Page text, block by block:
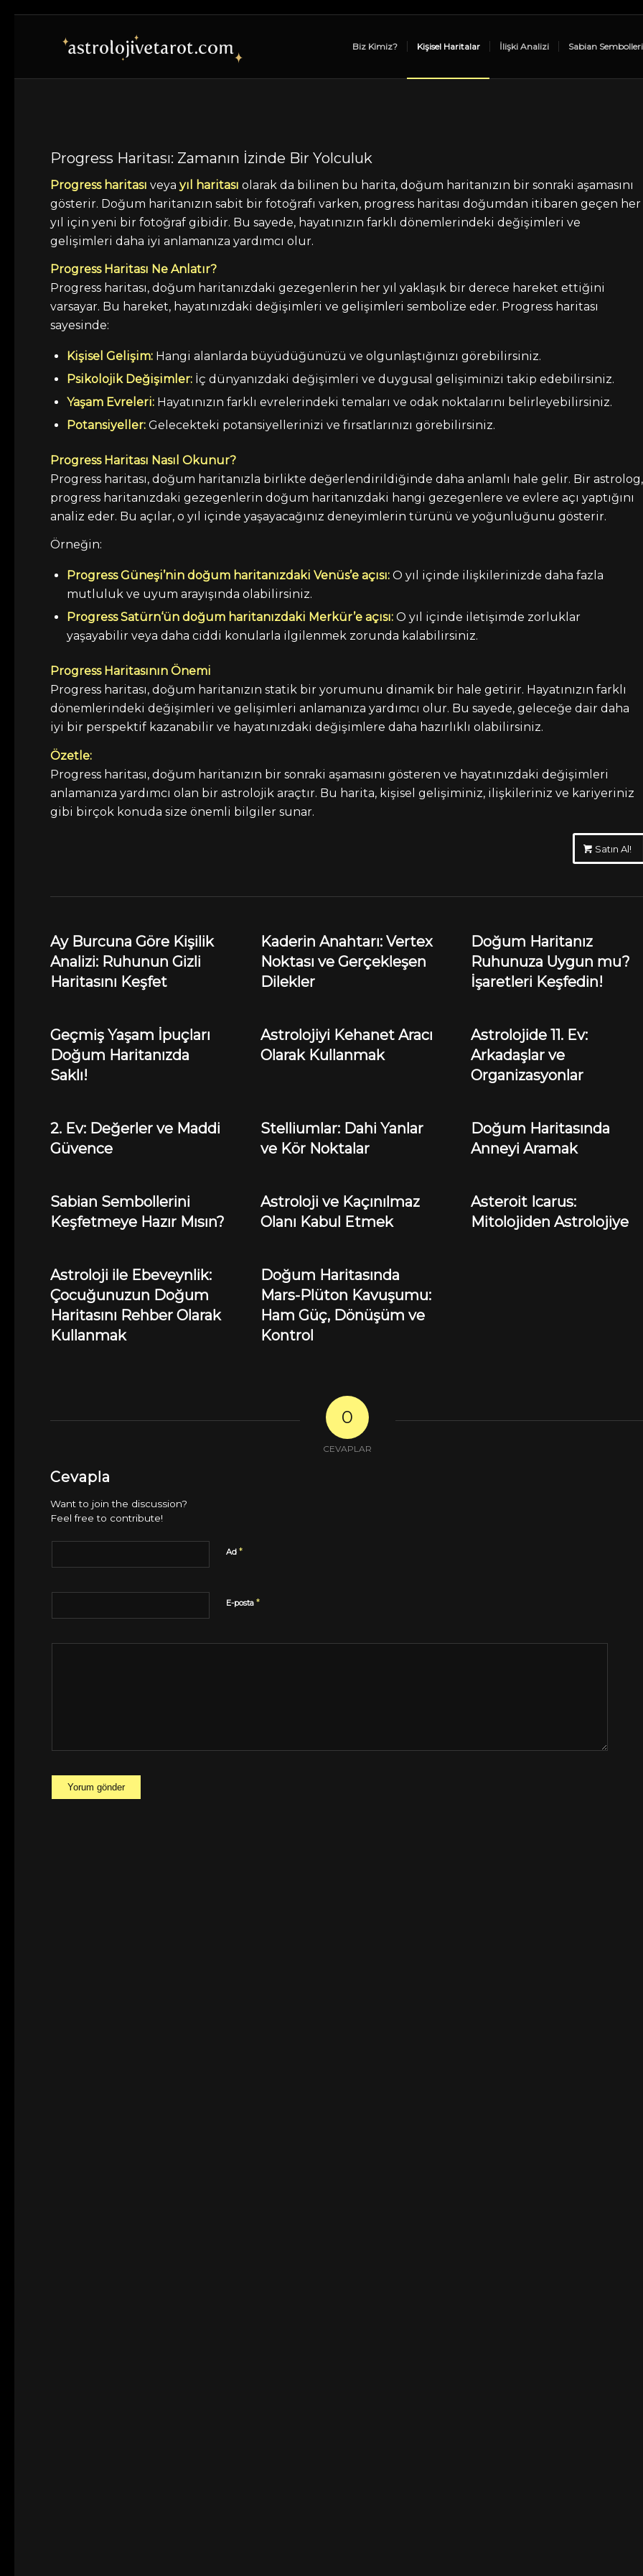
Biz Kimiz? Kişisel Haritalar İlişki Analizi Sabian Sembolleri
Progress Haritası: Zamanın İzinde Bir Yolculuk
Progress haritası veya yıl haritası olarak da bilinen bu harita, doğum haritanızın bir sonraki aşamasını
gösterir. Doğum haritanızın sabit bir fotoğrafı varken, progress haritası doğumdan itibaren geçen her
yıl için yeni bir fotoğraf gibidir. Bu sayede, hayatınızın farklı dönemlerindeki değişimleri ve
gelişimleri daha iyi anlamanıza yardımcı olur.
Progress Haritası Ne Anlatır?
Progress haritası, doğum haritanızdaki gezegenlerin her yıl yaklaşık bir derece hareket ettiğini
varsayar. Bu hareket, hayatınızdaki değişimleri ve gelişimleri sembolize eder. Progress haritası
sayesinde:
Kişisel Gelişim: Hangi alanlarda büyüdüğünüzü ve olgunlaştığınızı görebilirsiniz.
Psikolojik Değişimler: İç dünyanızdaki değişimleri ve duygusal gelişiminizi takip edebilirsiniz.
Yaşam Evreleri: Hayatınızın farklı evrelerindeki temaları ve odak noktalarını belirleyebilirsiniz.
Potansiyeller: Gelecekteki potansiyellerinizi ve fırsatlarınızı görebilirsiniz.
Progress Haritası Nasıl Okunur?
Progress haritası, doğum haritanızla birlikte değerlendirildiğinde daha anlamlı hale gelir. Bir astrolog,
progress haritanızdaki gezegenlerin doğum haritanızdaki hangi gezegenlere ve evlere açı yaptığını
analiz eder. Bu açılar, o yıl içinde yaşayacağınız deneyimlerin türünü ve yoğunluğunu gösterir.
Örneğin:
Progress Güneşi’nin doğum haritanızdaki Venüs’e açısı: O yıl içinde ilişkilerinizde daha fazla
mutluluk ve uyum arayışında olabilirsiniz.
ProgressSatürn‘ün doğum haritanızdaki Merkür’e açısı: O yıl içinde iletişimde zorluklar
yaşayabilir veya daha ciddi konularla ilgilenmek zorunda kalabilirsiniz.
Progress Haritasının Önemi
Progress haritası, doğum haritanızın statik bir yorumunu dinamik bir hale getirir. Hayatınızın farklı
dönemlerindeki değişimleri ve gelişimleri anlamanıza yardımcı olur. Bu sayede, geleceğe dair daha
iyi bir perspektif kazanabilir ve hayatınızdaki değişimlere daha hazırlıklı olabilirsiniz.
Özetle:
Progress haritası, doğum haritanızın bir sonraki aşamasını gösteren ve hayatınızdaki değişimleri
anlamanıza yardımcı olan bir astrolojik araçtır. Bu harita, kişisel gelişiminiz, ilişkileriniz ve kariyeriniz
gibi birçok konuda size önemli bilgiler sunar.
Satın Al!
Ay Burcuna Göre Kişilik
Analizi: Ruhunun Gizli
Haritasını Keşfet
Kaderin Anahtarı: Vertex
Noktası ve Gerçekleşen
Dilekler
Doğum Haritanız
Ruhunuza Uygun mu?
İşaretleri Keşfedin!
Geçmiş Yaşam İpuçları
Doğum Haritanızda
Saklı!
Astrolojiyi Kehanet Aracı
Olarak Kullanmak
Astrolojide 11. Ev:
Arkadaşlar ve
Organizasyonlar
2. Ev: Değerler ve Maddi
Güvence
Stelliumlar: Dahi Yanlar
ve Kör Noktalar
Doğum Haritasında
Anneyi Aramak
Sabian Sembollerini
Keşfetmeye Hazır Mısın?
Astroloji ve Kaçınılmaz
Olanı Kabul Etmek
Asteroit Icarus:
Mitolojiden Astrolojiye
Astroloji ile Ebeveynlik:
Çocuğunuzun Doğum
Haritasını Rehber Olarak
Kullanmak
Doğum Haritasında
Mars-Plüton Kavuşumu:
Ham Güç, Dönüşüm ve
Kontrol
0
CEVAPLAR
Cevapla
Want to join the discussion?
Feel free to contribute!
Ad *
E-posta *